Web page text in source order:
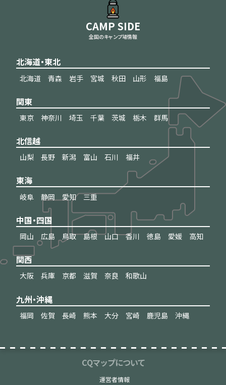
CAMP SIDE
全国のキャンプ場情報
北海道・東北
北海道 青森 岩手 宮城 秋田 山形 福島
関東
東京 神奈川 埼玉 千葉 茨城 栃木 群馬
北信越
山梨 長野 新潟 富山 石川 福井
東海
岐阜 静岡 愛知 三重
中国・四国
岡山 広島 鳥取 島根 山口 香川 徳島 愛媛 高知
関西
大阪 兵庫 京都 滋賀 奈良 和歌山
九州・沖縄
福岡 佐賀 長崎 熊本 大分 宮崎 鹿児島 沖縄
CQマップについて
運営者情報